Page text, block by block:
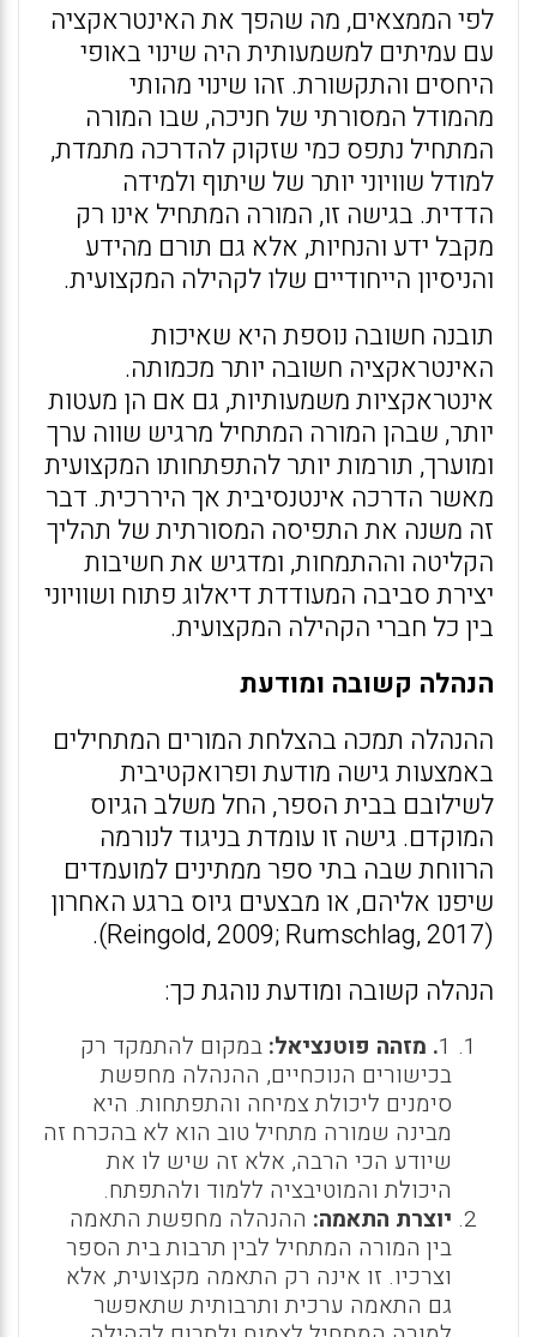
לפי הממצאים, מה שהפך את האינטראקציה
עם עמיתים למשמעותית היה שינוי באופי
היחסים והתקשורת. זהו שינוי מהותי
מהמודל המסורתי של חניכה, שבו המורה
המתחיל נתפס כמי שזקוק להדרכה מתמדת,
למודל שוויוני יותר של שיתוף ולמידה
הדדית. בגישה זו, המורה המתחיל אינו רק
מקבל ידע והנחיות, אלא גם תורם מהידע
והניסיון הייחודיים שלו לקהילה המקצועית.
תובנה חשובה נוספת היא שאיכות
האינטראקציה חשובה יותר מכמותה.
אינטראקציות משמעותיות, גם אם הן מעטות
יותר, שבהן המורה המתחיל מרגיש שווה ערך
ומוערך, תורמות יותר להתפתחותו המקצועית
מאשר הדרכה אינטנסיבית אך היררכית. דבר
זה משנה את התפיסה המסורתית של תהליך
הקליטה וההתמחות, ומדגיש את חשיבות
יצירת סביבה המעודדת דיאלוג פתוח ושוויוני
בין כל חברי הקהילה המקצועית.
הנהלה קשובה ומודעת
ההנהלה תמכה בהצלחת המורים המתחילים
באמצעות גישה מודעת ופרואקטיבית
לשילובם בבית הספר, החל משלב הגיוס
המוקדם. גישה זו עומדת בניגוד לנורמה
הרווחת שבה בתי ספר ממתינים למועמדים
שיפנו אליהם, או מבצעים גיוס ברגע האחרון
(Reingold, 2009; Rumschlag, 2017).
הנהלה קשובה ומודעת נוהגת כך:
1. מזהה פוטנציאל: במקום להתמקד רק
בכישורים הנוכחיים, ההנהלה מחפשת
סימנים ליכולת צמיחה והתפתחות. היא
מבינה שמורה מתחיל טוב הוא לא בהכרח זה
שיודע הכי הרבה, אלא זה שיש לו את
היכולת והמוטיבציה ללמוד ולהתפתח.
יוצרת התאמה: ההנהלה מחפשת התאמה
בין המורה המתחיל לבין תרבות בית הספר
וצרכיו. זו אינה רק התאמה מקצועית, אלא
גם התאמה ערכית ותרבותית שתאפשר